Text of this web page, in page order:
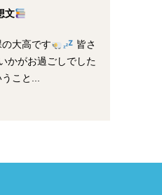
文
大高です
皆さ
かがお過ごしでした
こと...